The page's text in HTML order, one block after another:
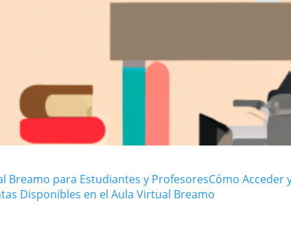
Breamo para Estudiantes y ProfesoresCómo Acceder
Disponibles en el Aula Virtual Breamo